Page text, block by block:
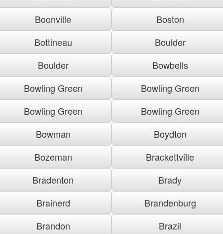
Boonville
Boston
Bottineau
Boulder
Boulder
Bowbells
Bowling Green
Bowling Green
Bowling Green
Bowling Green
Bowman
Boydton
Bozeman
Brackettville
Bradenton
Brady
Brainerd
Brandenburg
Brandon
Brazil